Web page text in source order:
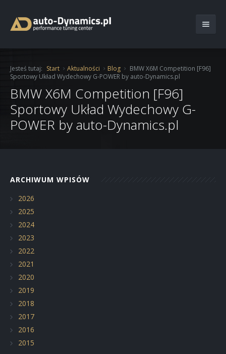
O Firmie
Oferta
Chiptuning
Usługi
Renowacja felg
Elementy z włókna węglowego
Renowacja pojazdów zabytkowych
Realizacje
Jesteś tutaj: Start Aktualności Blog
BMW X6M Competition [F96]
Sportowy Układ Wydechowy G-POWER by auto-Dynamics.pl
BMW X6M Competition [F96]
Sportowy Układ Wydechowy G-
POWER by auto-Dynamics.pl
ARCHIWUM WPISÓW
2026
2025
2024
2023
2022
2021
2020
2019
2018
2017
2016
2015